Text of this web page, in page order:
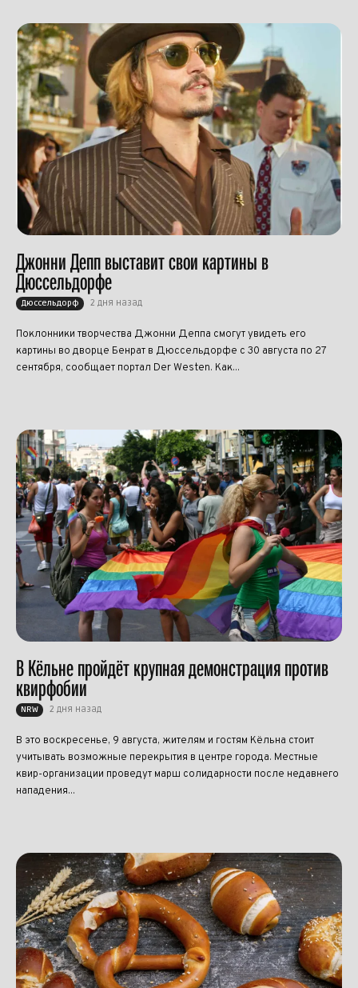
Джонни Депп выставит свои картины в
Дюссельдорфе
Дюссельдорф 2 дня назад
Поклонники творчества Джонни Деппа смогут увидеть его
картины во дворце Бенрат в Дюссельдорфе с 30 августа по 27
сентября, сообщает портал Der Westen. Как...
В Кёльне пройдёт крупная демонстрация против
квирфобии
NRW 2 дня назад
В это воскресенье, 9 августа, жителям и гостям Кёльна стоит
учитывать возможные перекрытия в центре города. Местные
квир-организации проведут марш солидарности после недавнего
нападения...